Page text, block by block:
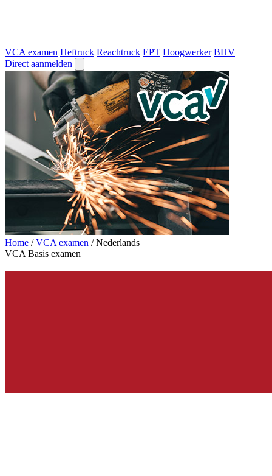
VCA examen Heftruck Reachtruck EPT Hoogwerker BHV
Direct aanmelden
Home / VCA examen / Nederlands
VCA Basis examen